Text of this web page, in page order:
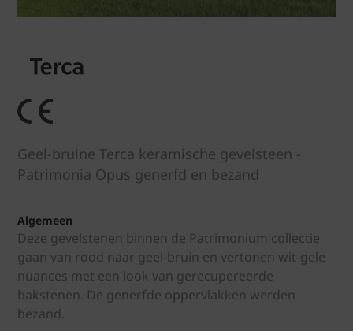
Geel-bruine Terca keramische gevelsteen -
Patrimonia Opus generfd en bezand
Algemeen
Deze gevelstenen binnen de Patrimonium collectie
gaan van rood naar geel-bruin en vertonen wit-gele
nuances met een look van gerecupereerde
bakstenen. De generfde oppervlakken werden
bezand.